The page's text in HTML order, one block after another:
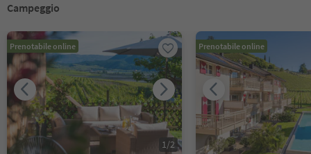
Campeggio
Prenotabile online
1/2
Prenotabile online